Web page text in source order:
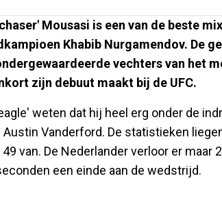
Mousasi is een van de beste
Khabib Nurgamendov. De
vechters van het
zijn debuut maakt bij de UFC.
weten dat hij heel erg onder de
Vanderford. De statistieken
van. De Nederlander verloor er maar
een einde aan de wedstrijd.